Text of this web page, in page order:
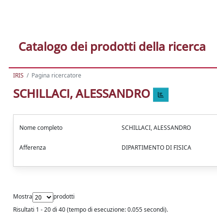
Catalogo dei prodotti della ricerca
IRIS Pagina ricercatore
SCHILLACI, ALESSANDRO
Nome completo SCHILLACI, ALESSANDRO
Afferenza DIPARTIMENTO DI FISICA
Mostra
prodotti
Risultati 1 - 20 di 40 (tempo di esecuzione: 0.055 secondi).